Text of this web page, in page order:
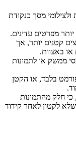
סביב 70-80 לתמונות ולצילומי מסך כנקודת
מפרטים עדינים.
קטנים יותר, אך
או באצוות.
ממשק או לתמונות
על 100% להמרת פורמט בלבד, או הקטן
כי חלק מהתמונות
לקטון לאחר קידוד